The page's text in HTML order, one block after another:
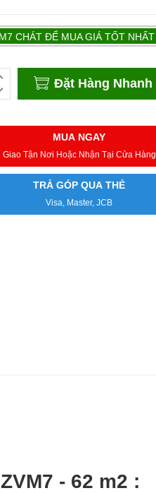
CHÁT ĐỂ MUA GIÁ TỐT NHẤT
Đặt Hàng Nhanh
MUA NGAY
Giao Tận Nơi Hoặc Nhận Tại Cửa Hàng
TRẢ GÓP QUA THẺ
Visa, Master, JCB
- 62 m2 :